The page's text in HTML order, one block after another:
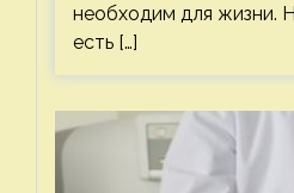
необходим для жизни.
есть […]